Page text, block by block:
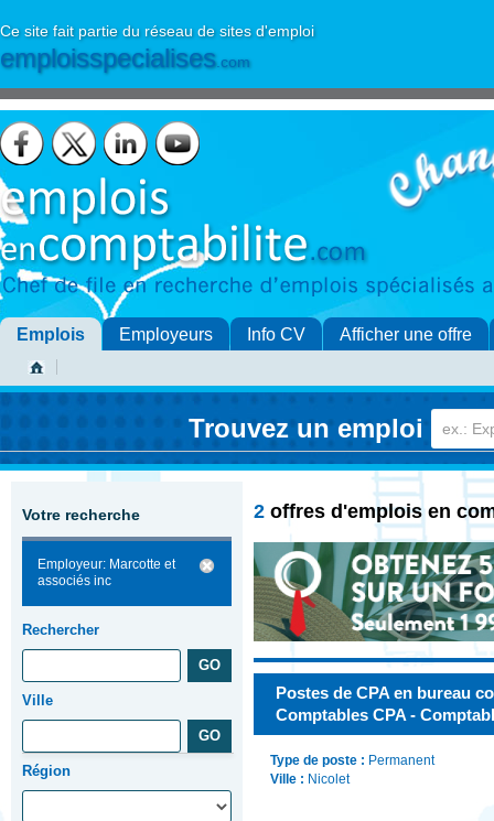
Ce site fait partie du réseau de sites d'emploi
emploisspecialises.com
Emplois Employeurs Info CV Afficher une offre
Trouvez un emploi
Votre recherche
Employeur: Marcotte et
associés inc
Rechercher
Ville
Région
2 offres d'emplois en
Postes de CPA en bureau
Comptables CPA -
Type de poste : Permanent
Ville : Nicolet